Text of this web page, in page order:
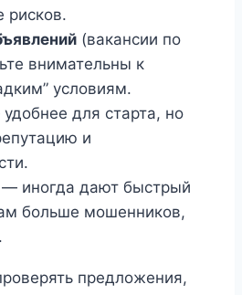
рисков.
(вакансии по
внимательны к
условиям.
для старта, но
и
— иногда дают быстрый
больше мошенников,
предложения,